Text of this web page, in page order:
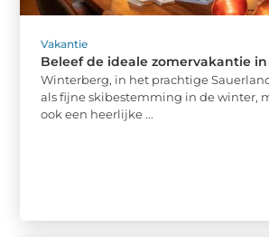
Vakantie
Beleef de ideale zomervakantie
Winterberg, in het prachtige
als fijne skibestemming in de winter,
ook een heerlijke ...